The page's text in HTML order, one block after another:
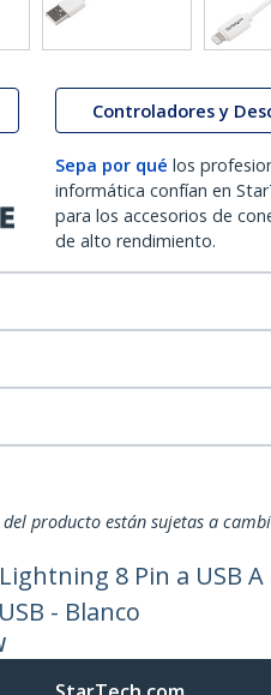
Controladores y
Sepa por qué los
informática confían en
para los accesorios de
de alto rendimiento.
producto están sujetas a
8 Pin a USB
- Blanco